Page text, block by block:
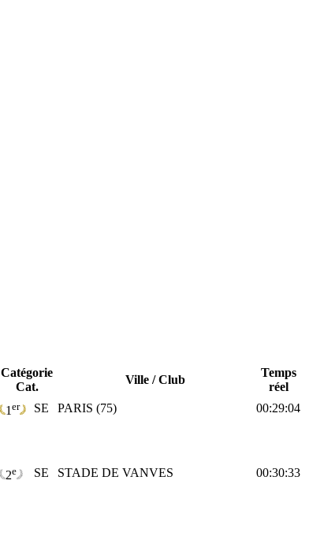
Catégorie
Cat.
Ville / Club
Temps
réel
1 er SE PARIS (75) 00:29:04
2e SE STADE DE VANVES 00:30:33